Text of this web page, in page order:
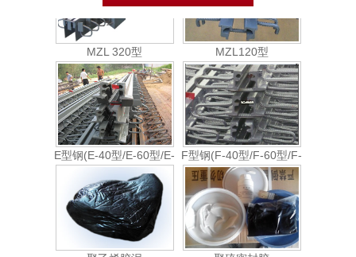
MZL 320型 MZL120型
E型钢(E-40型/E-60型/E-
80型)
F型钢(F-40型/F-60型/F-
80型)
聚乙烯胶泥 聚硫密封胶